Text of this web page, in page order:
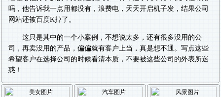
吗，他告诉我一点用都没有，浪费电，天天开启机子发，结果公司
网站还被百度K掉了。
这只是其中的一个小案例，不想说太多，还有很多没用的公
司，再卖没用的产品，偏偏就有客户上当，真是想不通。写点这些
希望客户在选择公司的时候看清本质，不要被这些公司的外表所迷
惑！